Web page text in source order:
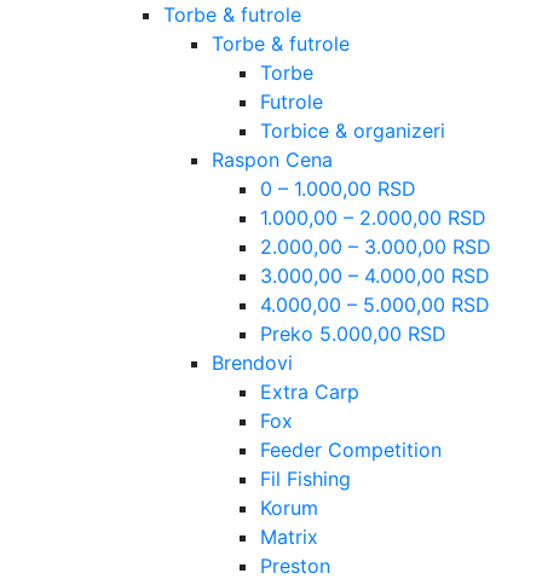
Torbe & futrole
Torbe & futrole
Torbe
Futrole
Torbice & organizeri
Raspon Cena
0 – 1.000,00 RSD
1.000,00 – 2.000,00 RSD
2.000,00 – 3.000,00 RSD
3.000,00 – 4.000,00 RSD
4.000,00 – 5.000,00 RSD
Preko 5.000,00 RSD
Brendovi
Extra Carp
Fox
Feeder Competition
Fil Fishing
Korum
Matrix
Preston